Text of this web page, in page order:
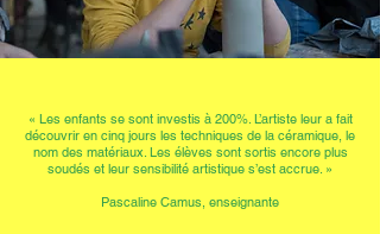
« Les enfants se sont investis à 200%. L’artiste leur a fait
découvrir en cinq jours les techniques de la céramique, le
nom des matériaux. Les élèves sont sortis encore plus
soudés et leur sensibilité artistique s’est accrue. »
Pascaline Camus, enseignante